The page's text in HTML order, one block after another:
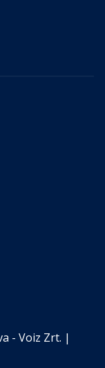
- Voiz Zrt. |